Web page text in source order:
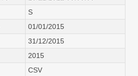
S
01/01/2015
31/12/2015
2015
CSV